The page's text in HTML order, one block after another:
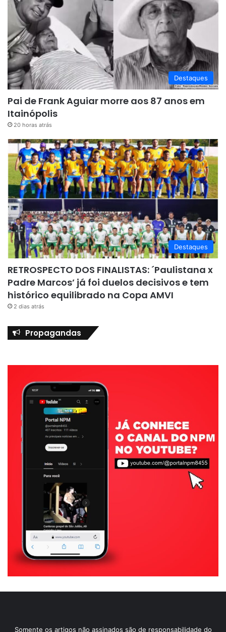
Destaques
Pai de Frank Aguiar morre aos 87 anos em
Itainópolis
20 horas atrás
Destaques
RETROSPECTO DOS FINALISTAS: ´Paulistana x
Padre Marcos’ já foi duelos decisivos e tem
histórico equilibrado na Copa AMVI
2 dias atrás
Propagandas
Somente os artigos não assinados são de responsabilidade do